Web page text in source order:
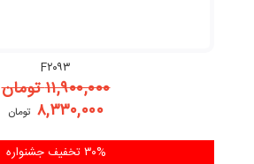
F۲۰۹۳
۱۱,۹۰۰,۰۰۰تومان
۸,۳۳۰,۰۰۰ تومان
۳۰% تخفیف جشنواره